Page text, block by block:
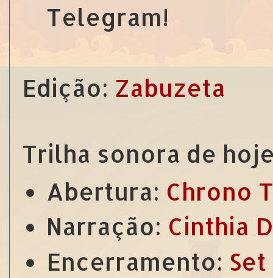
Telegram!
Edição: Zabuzeta
Trilha sonora de
Abertura: Chrono
Narração: Cinthia
Encerramento: